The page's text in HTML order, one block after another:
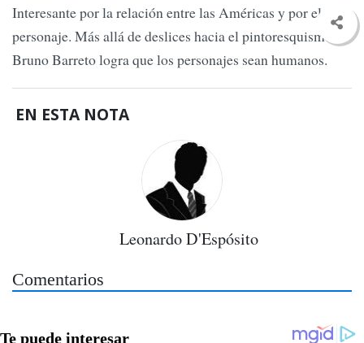
Interesante por la relación entre las Américas y por el
personaje. Más allá de deslices hacia el pintoresquismo,
Bruno Barreto logra que los personajes sean humanos.
EN ESTA NOTA
Leonardo D'Espósito
Comentarios